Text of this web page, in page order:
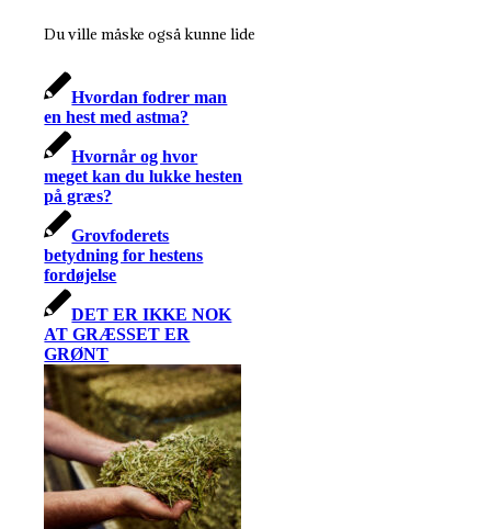
Du ville måske også kunne lide
Hvordan fodrer man
en hest med astma?
Hvornår og hvor
meget kan du lukke hesten
på græs?
Grovfoderets
betydning for hestens
fordøjelse
DET ER IKKE NOK
AT GRÆSSET ER
GRØNT